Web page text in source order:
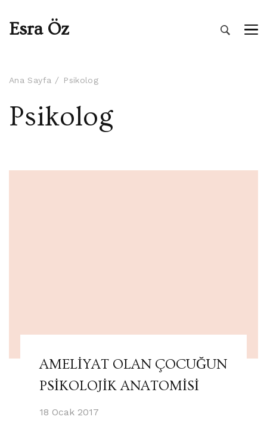
Esra Öz
Ana Sayfa Psikolog
Psikolog
AMELİYAT OLAN ÇOCUĞUN
PSİKOLOJİK ANATOMİSİ
18 Ocak 2017